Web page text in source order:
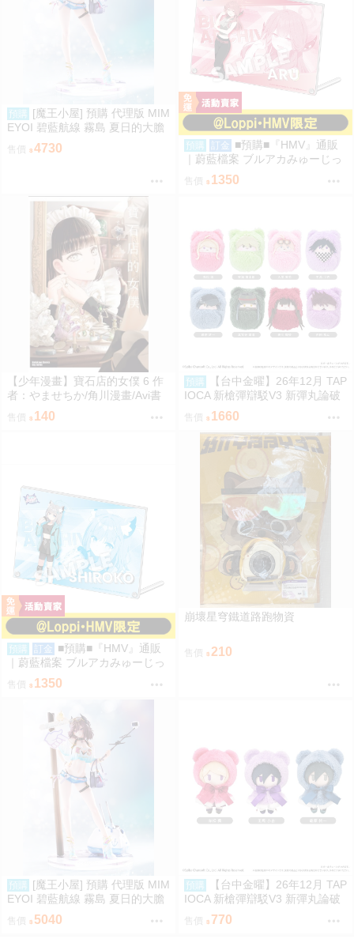
預購
[魔王小屋] 預購 代理版 MIM
EYOI 碧藍航線 霧島 夏日的大膽
嘗試 TF edition
售價 4730 預購 訂金 ■預購■『HMV』通販
｜蔚藍檔案 ブルアカみゅーじっ
く♪3D LIVE『便利屋68』壓克力
板。[0912]
售價 1350
【少年漫畫】寶石店的女僕 6 作
者：やませちか/角川漫畫/Avi書
140
預購
【台中金曜】26年12月 TAP
IOCA 新槍彈辯駁V3 新彈丸論破
V3 動物裝布偶集 寶寶娃 中盒 08
1660
預購 訂金 ■預購■『HMV』通販
｜蔚藍檔案 ブルアカみゅーじっ
く♪3D LIVE『阿拜多斯高中』壓
克力板。[0912]
售價 1350
崩壞星穹鐵道路跑物資
售價 210
預購
[魔王小屋] 預購 代理版 MIM
EYOI 碧藍航線 霧島 夏日的大膽
5040
預購
【台中金曜】26年12月 TAP
IOCA 新槍彈辯駁V3 新彈丸論破
V3 獸耳斗篷可換裝娃娃 3款分售
0814
770